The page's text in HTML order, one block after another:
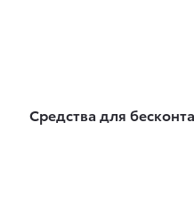
Средства для